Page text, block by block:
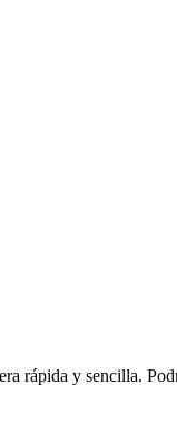
rápida y sencilla.